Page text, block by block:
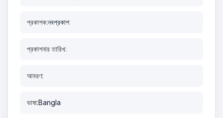
প্রকাশক:নবপ্রকাশ
প্রকাশনার তারিখ:
আবরণ:
ভাষা:Bangla